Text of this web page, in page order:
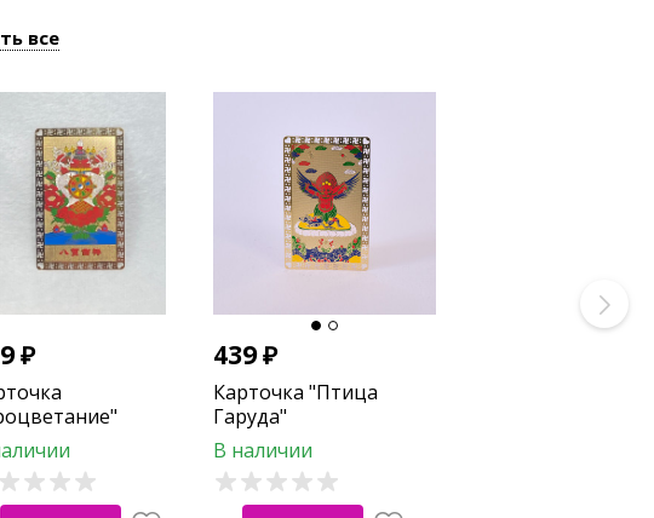
все
₽ 439₽
Карточка "Птица
Гаруда"
В наличии